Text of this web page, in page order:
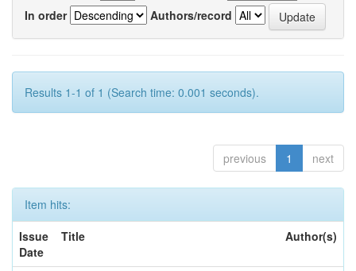
In order
Authors/record
Results 1-1 of 1 (Search time: 0.001 seconds).
previous 1 next
Item hits:
Issue
Date
Title Author(s)